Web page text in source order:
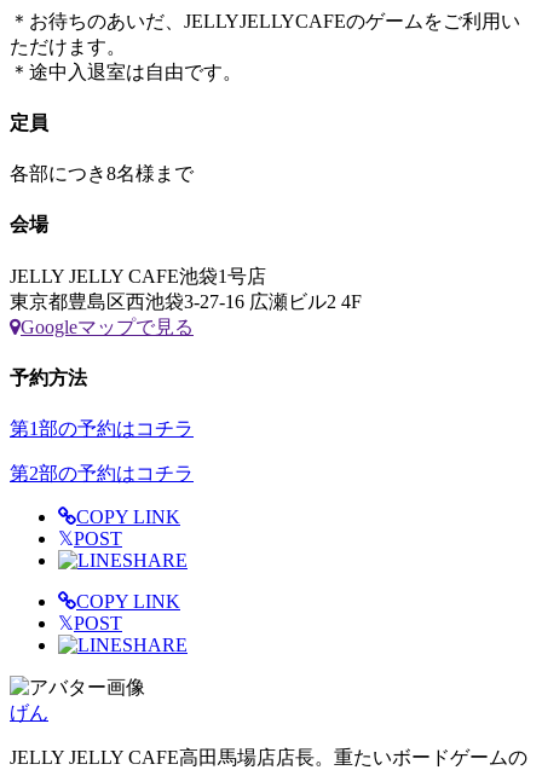
＊お待ちのあいだ、JELLYJELLYCAFEのゲームをご利用い
ただけます。
＊途中入退室は自由です。
定員
各部につき8名様まで
会場
JELLY JELLY CAFE池袋1号店
東京都豊島区西池袋3-27-16 広瀬ビル2 4F
Googleマップで見る
予約方法
第1部の予約はコチラ
第2部の予約はコチラ
COPY LINK
𝕏POST
SHARE
COPY LINK
𝕏POST
SHARE
げん
JELLY JELLY CAFE高田馬場店店長。重たいボードゲームの